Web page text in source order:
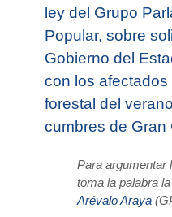
ley del Grupo
Popular, sobre
Gobierno del
con los
forestal del
cumbres de Gran
Para argumentar
toma la palabra
Arévalo Araya